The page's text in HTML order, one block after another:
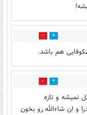
2
هم باشد.
2
نمیشه و تازه
و ان شاءالله رو بخون